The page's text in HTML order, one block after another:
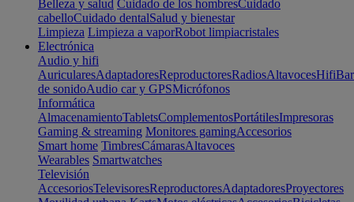
Belleza y salud Cuidado de los hombresCuidado
cabelloCuidado dentalSalud y bienestar
Limpieza Limpieza a vaporRobot limpiacristales
Electrónica
Audio y hifi
AuricularesAdaptadoresReproductoresRadiosAltavocesHifi
de sonidoAudio car y GPSMicrófonos
Informática
AlmacenamientoTabletsComplementosPortátilesImpresoras
Gaming & streaming Monitores gamingAccesorios
Smart home TimbresCámarasAltavoces
Wearables Smartwatches
Televisión
AccesoriosTelevisoresReproductoresAdaptadoresProyectores